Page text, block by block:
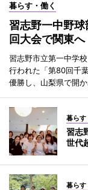
暮らす・働く
習志野一中野
回大会で関東へ
習志野市立第一中学
行われた「第80回千
優勝し、山梨県で開
暮らす
習志
世代
暮らす